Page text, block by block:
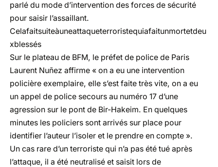
parlé du mode d’intervention des forces de sécurité
pour saisir l’assaillant.
Celafaitsuiteàuneattaqueterroristequiafaitunmortetdeu
xblessés
Sur le plateau de BFM, le préfet de police de Paris
Laurent Nuñez affirme « on a eu une intervention
policière exemplaire, elle s’est faite très vite, on a eu
un appel de police secours au numéro 17 d’une
agression sur le pont de Bir-Hakeim. En quelques
minutes les policiers sont arrivés sur place pour
identifier l’auteur l’isoler et le prendre en compte ».
Un cas rare d’un terroriste qui n’a pas été tué après
l’attaque, il a été neutralisé et saisit lors de